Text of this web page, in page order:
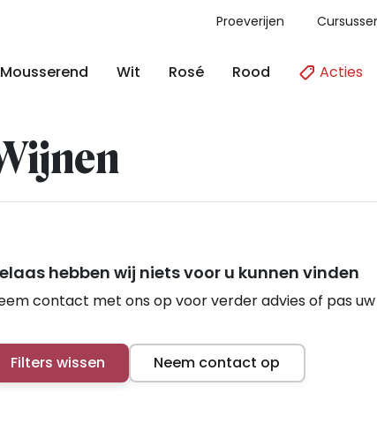
Proeverijen
Mousserend Wit Rosé Rood Acties
hebben wij niets voor u kunnen vinden
contact met ons op voor verder advies of pas
Filters wissen Neem contact op